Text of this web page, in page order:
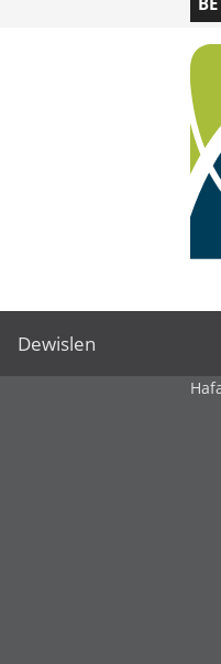
Dewislen